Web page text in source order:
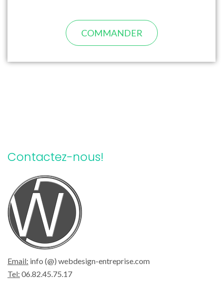
COMMANDER
Contactez-nous!
Email: info (@) webdesign-entreprise.com
Tel: 06.82.45.75.17